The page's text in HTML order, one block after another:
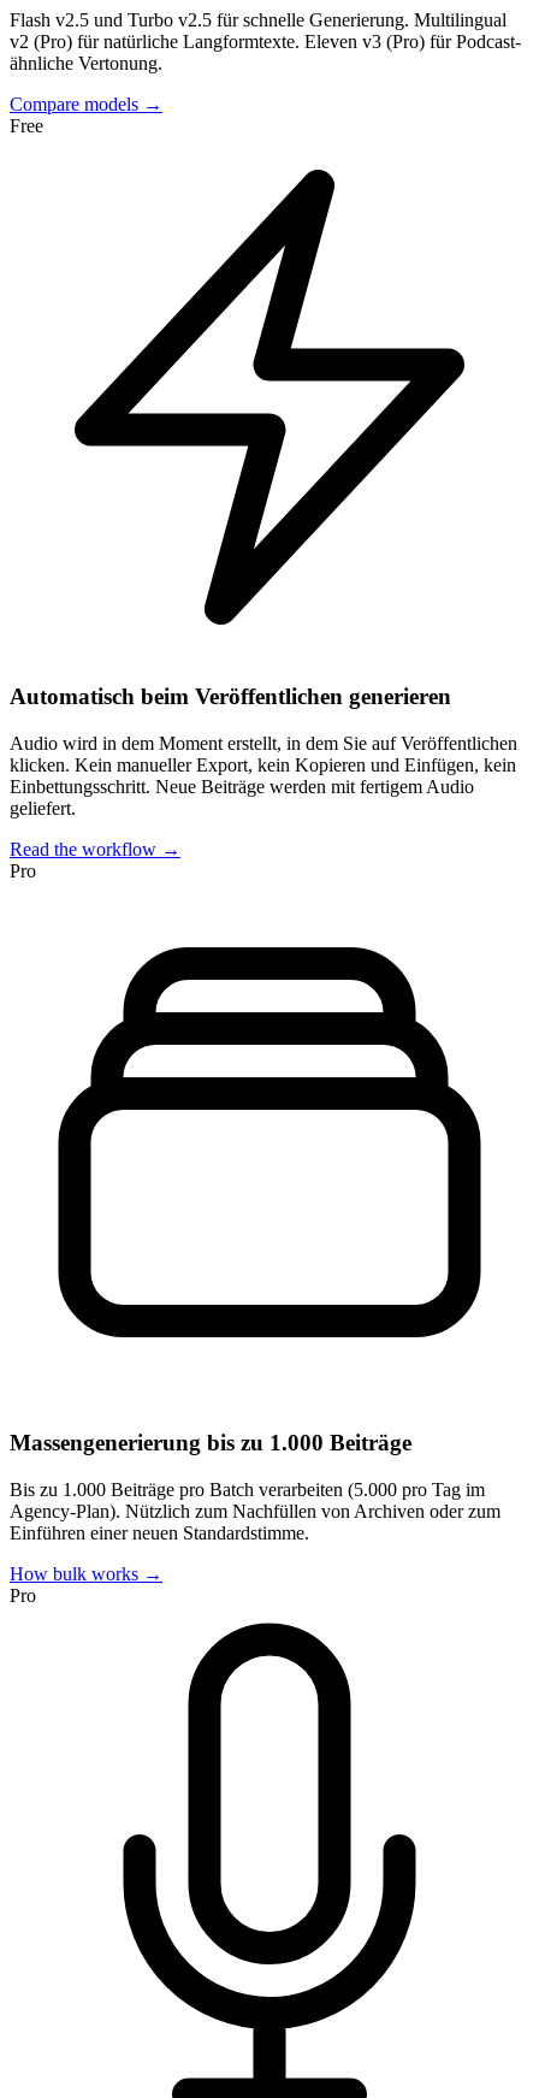
Flash v2.5 und Turbo v2.5 für schnelle Generierung. Multilingual
v2 (Pro) für natürliche Langformtexte. Eleven v3 (Pro) für Podcast-
ähnliche Vertonung.
Compare models →
Free
Automatisch beim Veröffentlichen generieren
Audio wird in dem Moment erstellt, in dem Sie auf Veröffentlichen
klicken. Kein manueller Export, kein Kopieren und Einfügen, kein
Einbettungsschritt. Neue Beiträge werden mit fertigem Audio
geliefert.
Read the workflow →
Pro
Massengenerierung bis zu 1.000 Beiträge
Bis zu 1.000 Beiträge pro Batch verarbeiten (5.000 pro Tag im
Agency-Plan). Nützlich zum Nachfüllen von Archiven oder zum
Einführen einer neuen Standardstimme.
How bulk works →
Pro